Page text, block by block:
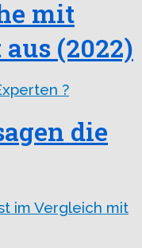
mit
(2022)
die